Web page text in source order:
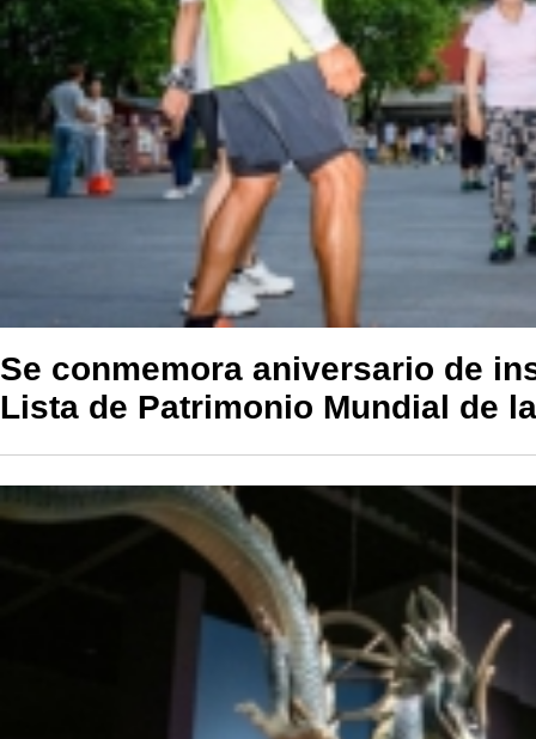
Se conmemora aniversario de
Lista de Patrimonio Mundial de